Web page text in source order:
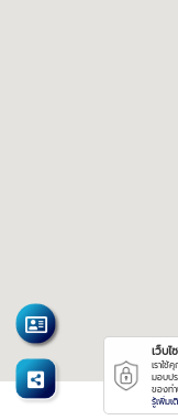
เว็บไ
เราใช้
มอบป
ของท่า
รู้เพิ่มเ